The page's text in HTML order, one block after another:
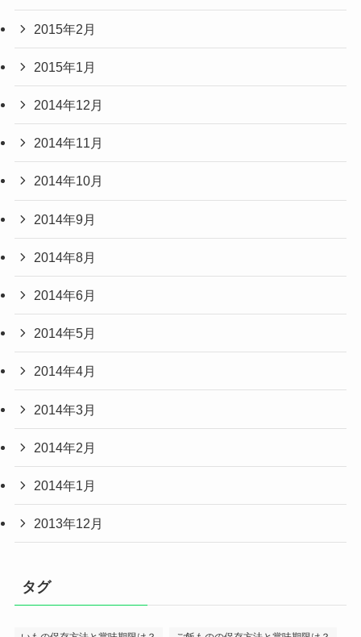
2015年2月
2015年1月
2014年12月
2014年11月
2014年10月
2014年9月
2014年8月
2014年6月
2014年5月
2014年4月
2014年3月
2014年2月
2014年1月
2013年12月
タグ